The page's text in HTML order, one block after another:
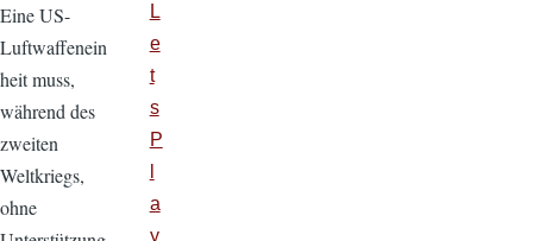
Eine US-
Luftwaffenein
heit muss,
während des
zweiten
Weltkriegs,
ohne
L
e
t
s
P
a
y